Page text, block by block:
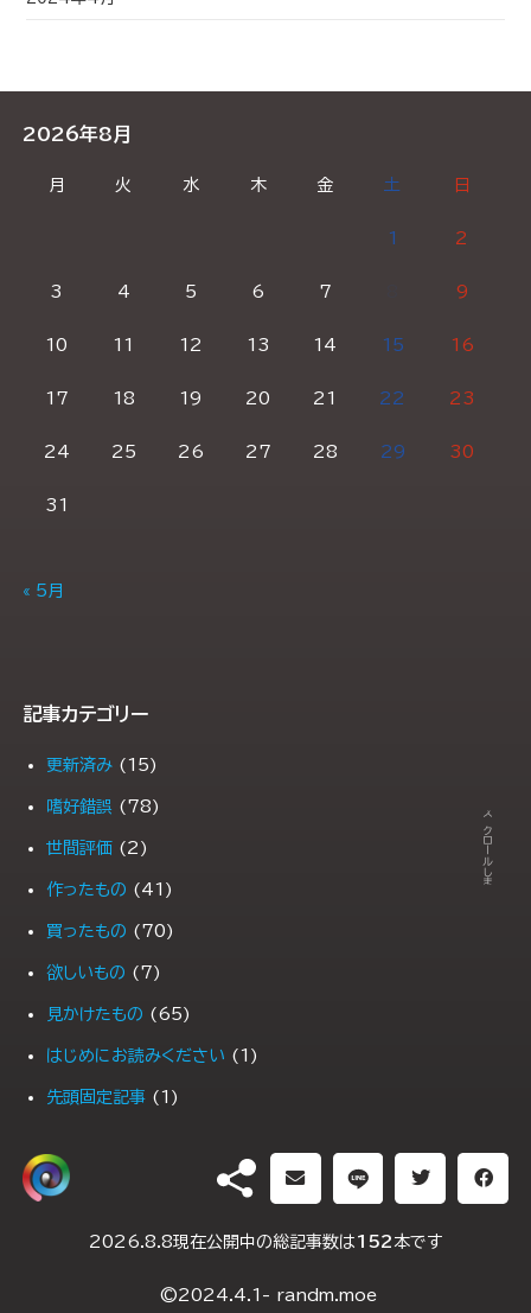
2026年8月
月 火 水 木 金 土 日
1 2
3 4 5 6 7 9
10 11 12 13 14 15 16
17 18 19 20 21 22 23
24 25 26 27 28 29 30
31
« 5月
記事カテゴリー
更新済み (15)
嗜好錯誤 (78)
世間評価 (2)
作ったもの (41)
買ったもの (70)
欲しいもの (7)
見かけたもの (65)
はじめにお読みください (1)
先頭固定記事 (1)
DH（ダブルヘッダー）
2025年1月10日 (2)
← スクロールします →
2026.8.8現在公開中の総記事数は 152 本です
©2024.4.1- randm.moe